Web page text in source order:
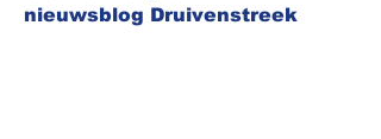
nieuwsblog Druivenstreek